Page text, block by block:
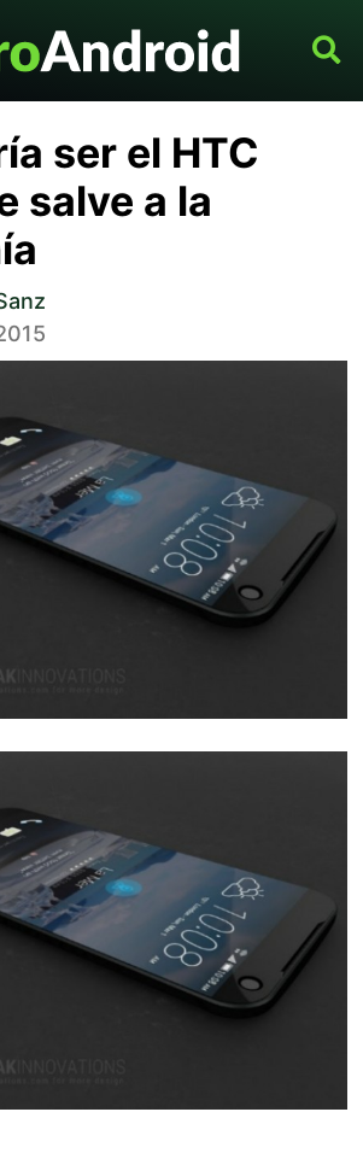
ser el HTC
salve a la